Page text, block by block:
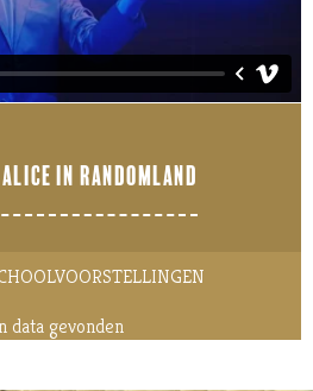
IN RANDOMLAND
data gevonden